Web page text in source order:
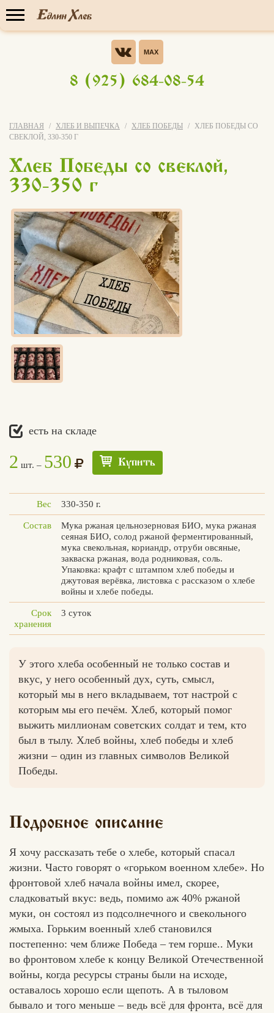
Едлин
Прайс-лист
7 156 человек
Записаться на
мастер-класс
Хотели бы Вы участвовать в
бонусной системе ЭВО-
я не знаю что это за бонусная
система
Голосовать
8 (925) 684-08-54
ГЛАВНАЯ ХЛЕБ И ВЫПЕЧКА ХЛЕБ ПОБЕДЫ
ХЛЕБ ПОБЕДЫ СО
СВЕКЛОЙ, 330-350 Г
Хлеб Победы со свеклой,
330-350 г
есть на складе
2 шт. – 530 Купить
Вес 330-350 г.
Состав
Мука ржаная цельнозерновая БИО, мука ржаная
сеяная БИО, солод ржаной ферментированный,
мука свекольная, кориандр, отруби овсяные,
закваска ржаная, вода родниковая, соль.
Упаковка: крафт с штампом хлеб победы и
джутовая верёвка, листовка с рассказом о хлебе
войны и хлебе победы.
Срок
хранения
3 суток
У этого хлеба особенный не только состав и
вкус, у него особенный дух, суть, смысл,
который мы в него вкладываем, тот настрой с
которым мы его печём. Хлеб, который помог
выжить миллионам советских солдат и тем, кто
был в тылу. Хлеб войны, хлеб победы и хлеб
жизни – один из главных символов Великой
Победы.
Подробное описание
Я хочу рассказать тебе о хлебе, который спасал
жизни. Часто говорят о «горьком военном хлебе». Но
фронтовой хлеб начала войны имел, скорее,
сладковатый вкус: ведь, помимо аж 40% ржаной
муки, он состоял из подсолнечного и свекольного
жмыха. Горьким военный хлеб становился
постепенно: чем ближе Победа – тем горше.. Муки
во фронтовом хлебе к концу Великой Отечественной
войны, когда ресурсы страны были на исходе,
оставалось хорошо если щепоть. А в тыловом
бывало и того меньше – ведь всё для фронта, всё для